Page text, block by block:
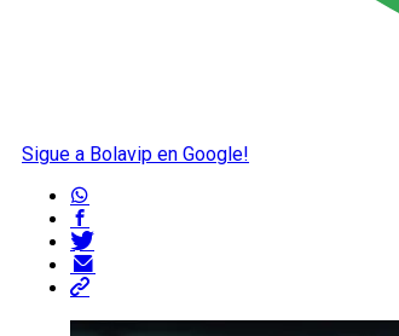
Sigue a Bolavip en Google!